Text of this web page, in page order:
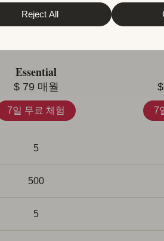
Reject All
금제별
Essential
$ 79 매월
7일 무료 체험
$
7
5
500
5